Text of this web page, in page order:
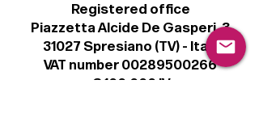
Registered office
Piazzetta Alcide De Gasperi, 3
31027 Spresiano (TV) - Italy
VAT number 00289500266
€ 100.000 IV